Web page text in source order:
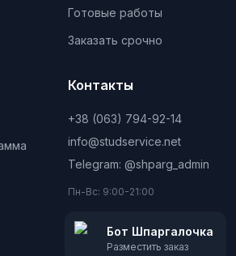
Готовые работы
Заказать срочно
Контакты
+38 (063) 794-92-14
info@studservice.net
Telegram: @shparg_admin
Пн-Вс: 9:00-21:00
Бот Шпаргалочка
Разместить заказ